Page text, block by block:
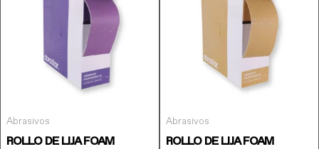
Abrasivos
ROLLO DE LIJA FOAM
Abrasivos
ROLLO DE LIJA FOAM